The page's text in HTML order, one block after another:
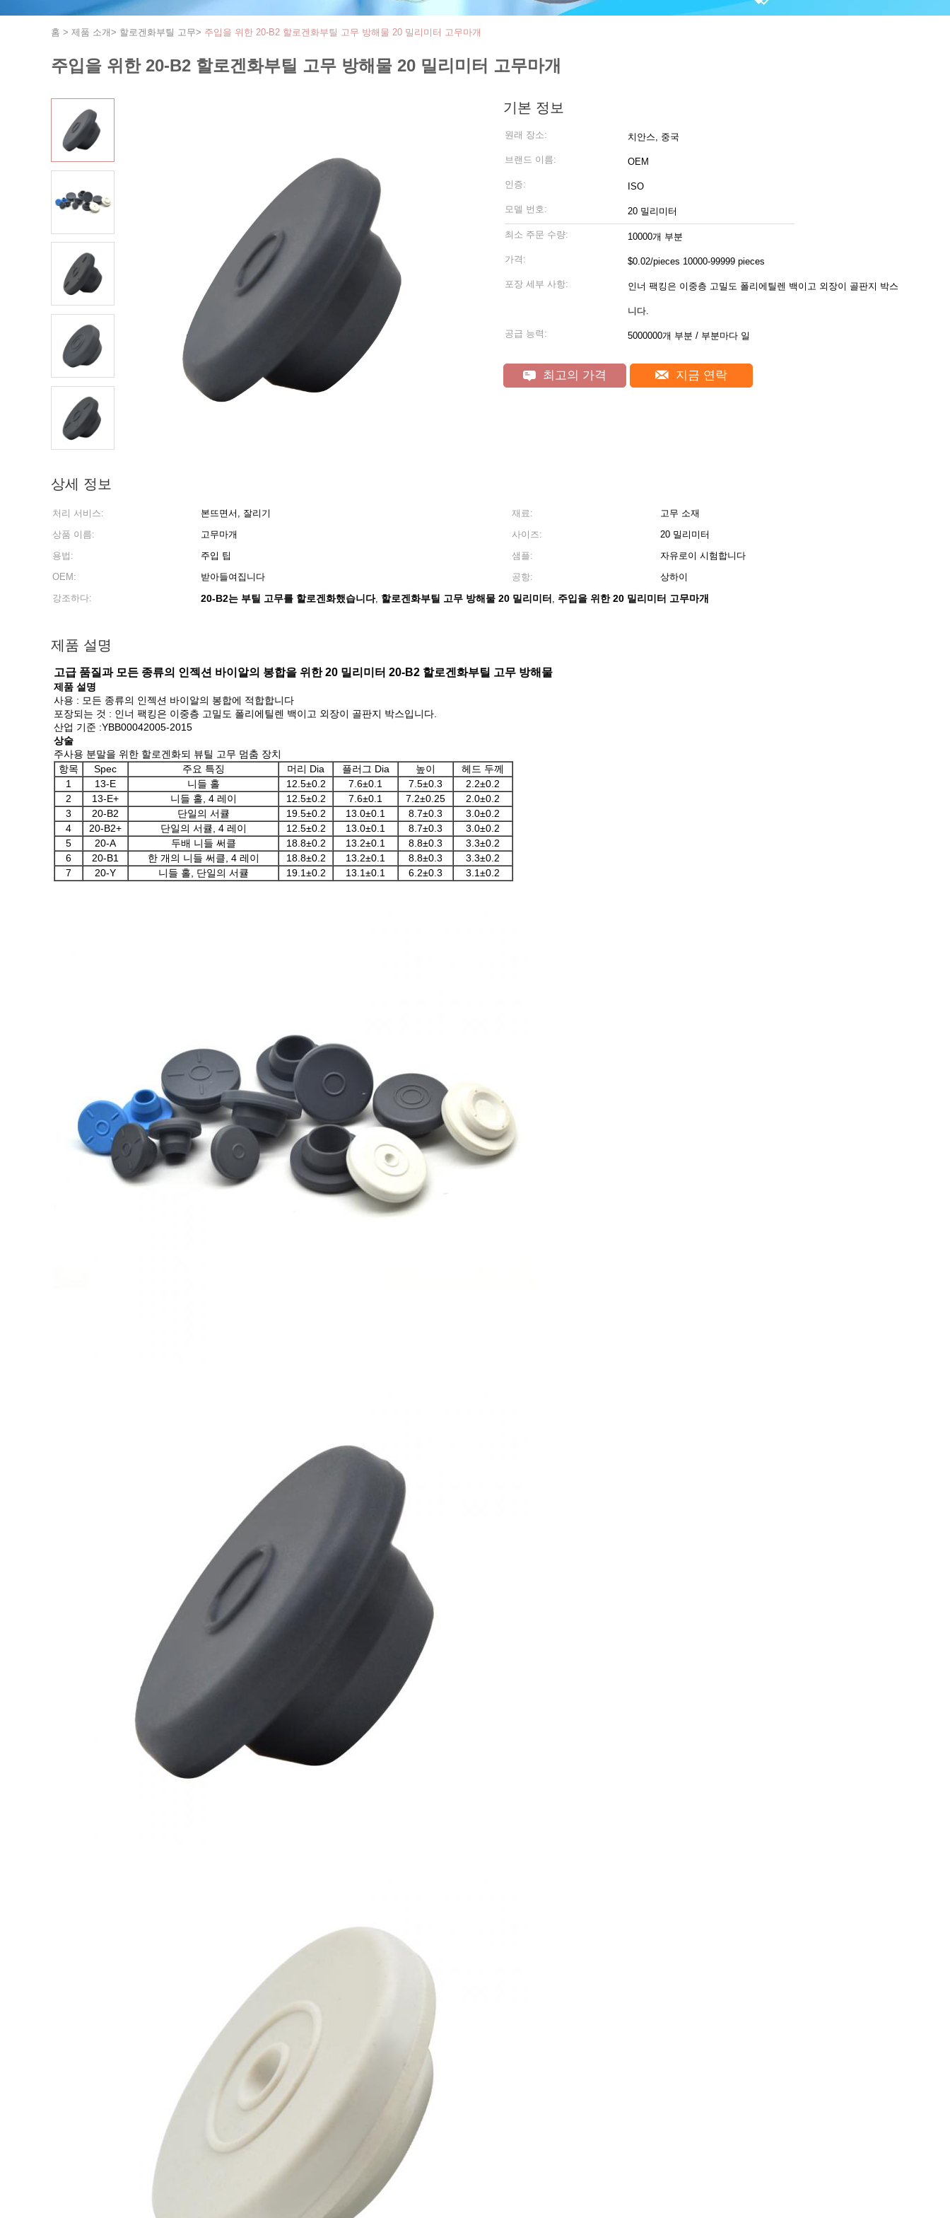
홈 > 제품 소개> 할로겐화부틸 고무> 주입을 위한 20-B2 할로겐화부틸 고무 방해물 20 밀리미터 고무마개
주입을 위한 20-B2 할로겐화부틸 고무 방해물 20 밀리미터 고무마개
기본 정보
원래 장소: 치안스, 중국
브랜드 이름: OEM
인증: ISO
모델 번호: 20 밀리미터
최소 주문 수량: 10000개 부분
가격: $0.02/pieces 10000-99999 pieces
포장 세부 사항: 인너 팩킹은 이중층 고밀도 폴리에틸렌 백이고 외장이 골판지 박스입
니다.
공급 능력: 5000000개 부분 / 부분마다 일
최고의 가격 지금 연락
상세 정보
처리 서비스: 본뜨면서, 잘리기 재료:
고무 소재
상품 이름:
고무마개 사이즈:
20 밀리미터
용법:
주입 팁 샘플:
자유로이 시험합니다
OEM:
받아들여집니다 공항:
상하이
강조하다:
20-B2는 부틸 고무를 할로겐화했습니다, 할로겐화부틸 고무 방해물 20 밀리미터 , 주입을 위한 20 밀리미터 고무마개
제품 설명
고급 품질과 모든 종류의 인젝션 바이알의 봉합을 위한 20 밀리미터 20-B2 할로겐화부틸 고무 방해물
제품 설명
사용 : 모든 종류의 인젝션 바이알의 봉합에 적합합니다
포장되는 것 : 인너 팩킹은 이중층 고밀도 폴리에틸렌 백이고 외장이 골판지 박스입니다.
산업 기준 :YBB00042005-2015
상술
주사용 분말을 위한 할로겐화되 뷰틸 고무 멈춤 장치
항목
Spec 주요 특징 머리 Dia 플러그 Dia 높이
헤드 두께
1
13-E 니들 홀 12.5±0.2 7.6±0.1 7.5±0.3
2.2±0.2
2
13-E+ 니들 홀, 4 레이 12.5±0.2 7.6±0.1 7.2±0.25
2.0±0.2
3
20-B2 단일의 서큘 19.5±0.2 13.0±0.1 8.7±0.3
3.0±0.2
4
20-B2+ 단일의 서큘, 4 레이 12.5±0.2 13.0±0.1 8.7±0.3
3.0±0.2
5
20-A 두배 니들 써클 18.8±0.2 13.2±0.1 8.8±0.3
3.3±0.2
6
20-B1 한 개의 니들 써클, 4 레이 18.8±0.2 13.2±0.1 8.8±0.3
3.3±0.2
7
20-Y 니들 홀, 단일의 서큘 19.1±0.2 13.1±0.1 6.2±0.3 3.1±0.2